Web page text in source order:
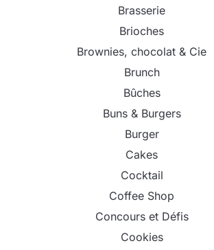
Brasserie
Brioches
Brownies, chocolat & Cie
Brunch
Bûches
Buns & Burgers
Burger
Cakes
Cocktail
Coffee Shop
Concours et Défis
Cookies